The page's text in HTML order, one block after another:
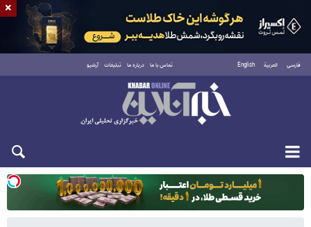
فارسی العربية English تماس با ما درباره ما تبلیغات آرشیو
یکشنبه ۱۸ مرداد ۱۴۰۵
×